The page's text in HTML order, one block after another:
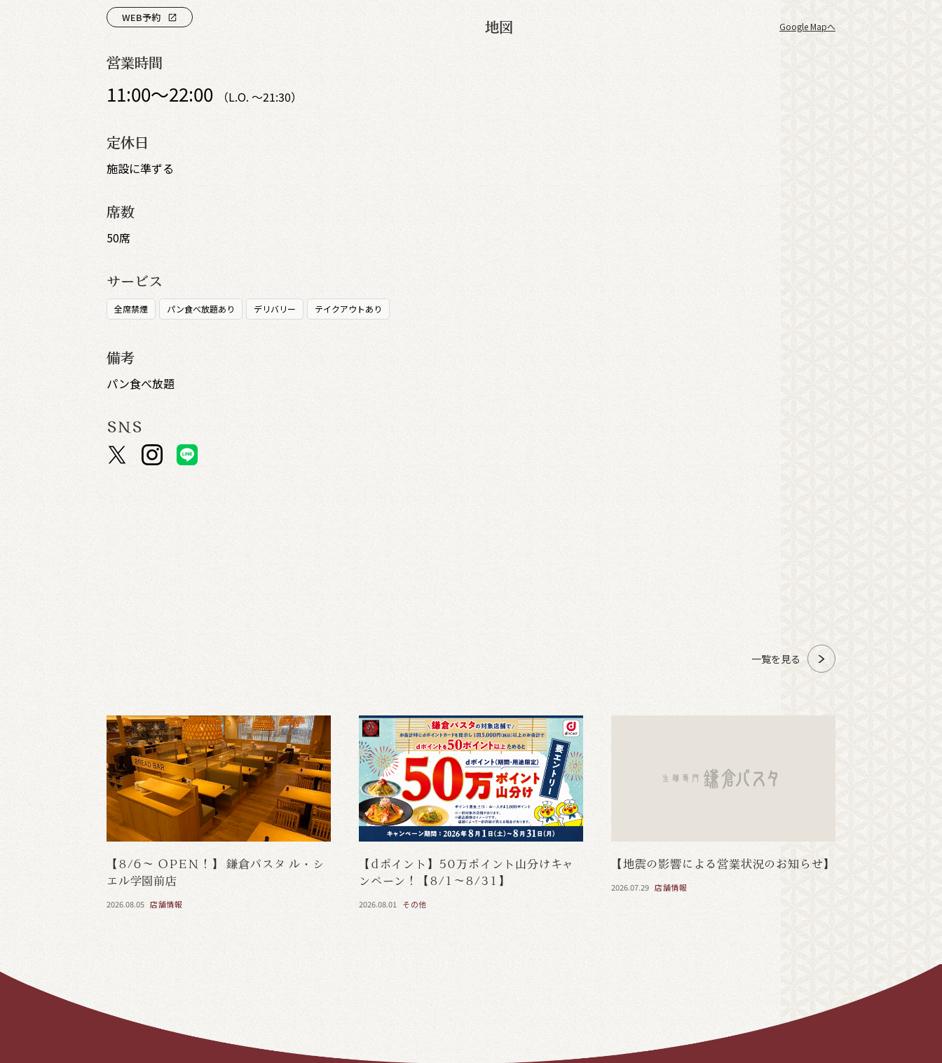
WEB予約 open_in_new
営業時間
11:00～22:00 （L.O. ～21:30）
定休日
施設に準ずる
席数
50席
サービス
全席禁煙 パン食べ放題あり デリバリー テイクアウトあり
備考
パン食べ放題
SNS
地図 Google Mapへ
一覧を見る
【8/6～ OPEN！】 鎌倉パスタ ル・シ
エル学園前店
2026.08.05 店舗情報
【dポイント】50万ポイント山分けキャ
ンペーン！【8/1～8/31】
2026.08.01 その他
【地震の影響による営業状況のお知らせ】
2026.07.29 店舗情報